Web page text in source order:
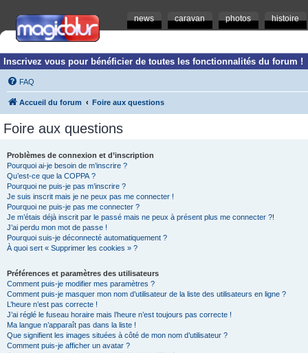
news caravan photos histoire
Inscrivez vous pour bénéficier de toutes les fonctionnalités du forum !
FAQ
Accueil du forum Foire aux questions
Foire aux questions
Problèmes de connexion et d’inscription
Pourquoi ai-je besoin de m’inscrire ?
Qu’est-ce que la COPPA ?
Pourquoi ne puis-je pas m’inscrire ?
Je suis inscrit mais je ne peux pas me connecter !
Pourquoi ne puis-je pas me connecter ?
Je m’étais déjà inscrit par le passé mais ne peux à présent plus me connecter ?!
J’ai perdu mon mot de passe !
Pourquoi suis-je déconnecté automatiquement ?
À quoi sert « Supprimer les cookies » ?
Préférences et paramètres des utilisateurs
Comment puis-je modifier mes paramètres ?
Comment puis-je masquer mon nom d’utilisateur de la liste des utilisateurs en ligne ?
L’heure n’est pas correcte !
J’ai réglé le fuseau horaire mais l’heure n’est toujours pas correcte !
Ma langue n’apparaît pas dans la liste !
Que signifient les images situées à côté de mon nom d’utilisateur ?
Comment puis-je afficher un avatar ?